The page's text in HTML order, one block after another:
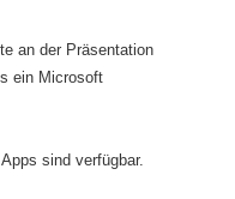
an der Präsentation
ein Microsoft
sind verfügbar.